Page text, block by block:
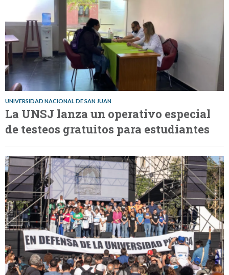
UNIVERSIDAD NACIONAL DE SAN JUAN
La UNSJ lanza un operativo especial
de testeos gratuitos para estudiantes